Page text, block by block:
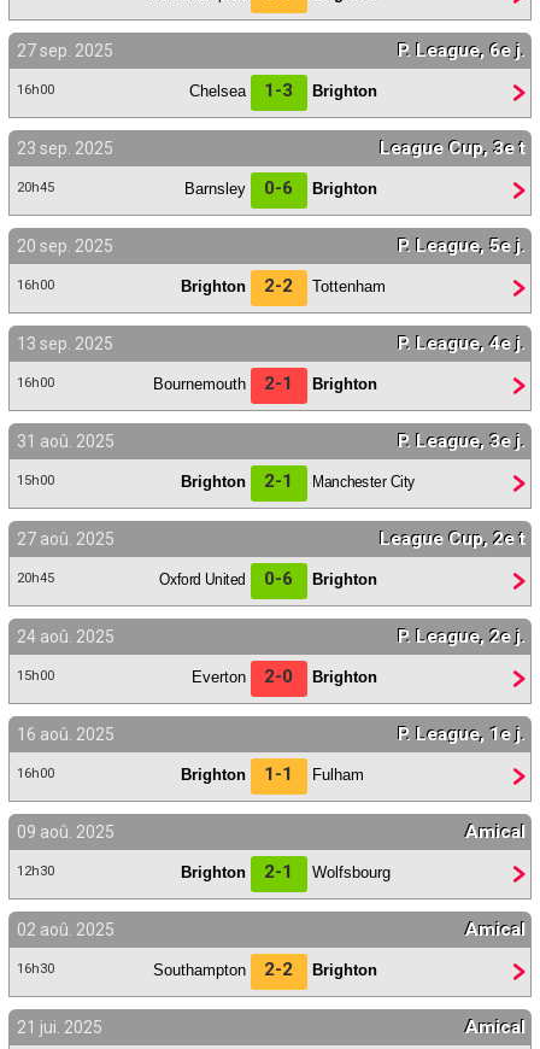
27 sep. 2025 P. League, 6e j.
16h00 Chelsea 1-3 Brighton
23 sep. 2025 League Cup, 3e t
20h45 Barnsley 0-6 Brighton
20 sep. 2025 P. League, 5e j.
16h00 Brighton 2-2 Tottenham
13 sep. 2025 P. League, 4e j.
16h00 Bournemouth 2-1 Brighton
31 aoû. 2025 P. League, 3e j.
15h00 Brighton 2-1 Manchester City
27 aoû. 2025 League Cup, 2e t
20h45 Oxford United 0-6 Brighton
24 aoû. 2025 P. League, 2e j.
15h00 Everton 2-0 Brighton
16 aoû. 2025 P. League, 1e j.
16h00 Brighton 1-1 Fulham
09 aoû. 2025 Amical
12h30 Brighton 2-1 Wolfsbourg
02 aoû. 2025 Amical
16h30 Southampton 2-2 Brighton
21 jui. 2025 Amical